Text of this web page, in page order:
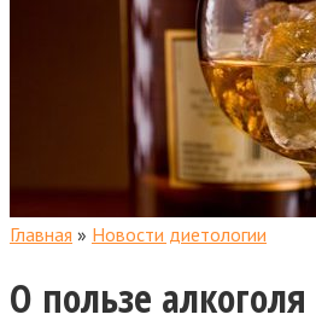
Главная » Новости диетологии
О пользе алкоголя